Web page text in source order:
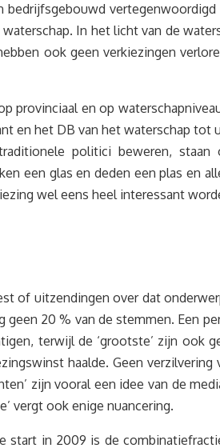
In het licht van de
ook geen verkiezingen
provinciaal en op
en het DB van het waterschap tot
politici beweren,
een glas en deden een plas en
wel eens heel interessant
of uitzendingen over dat
geen 20 % van de stemmen. Een
terwijl de ‘grootste’ zijn ook
haalde. Geen
zijn vooral een idee van de
vergt ook enige nuancering.
start in 2009 is de